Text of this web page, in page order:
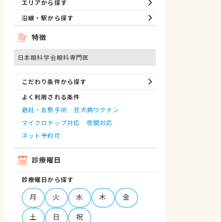
エリアから探す
沿線・駅から探す
特徴
日本眼科学会眼科専門医
こだわり条件から探す
よく利用される条件
避妊・去勢手術
狂犬病ワクチン
マイクロチップ対応
夜間対応
ネット予約可
診療曜日
診療曜日から探す
月 火 水 木
金
土
日 祝